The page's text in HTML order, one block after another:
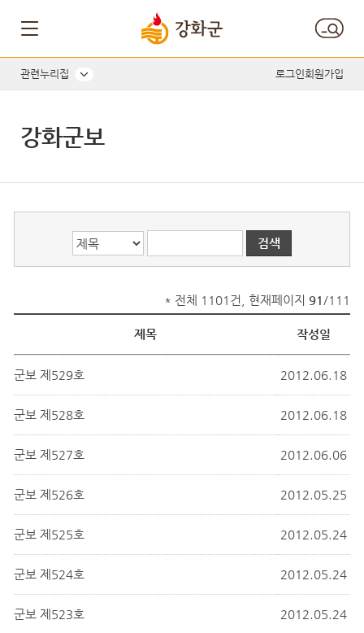
관련누리집 로그인회원가입
강화군보
* 전체 1101건, 현재페이지 91 /111
제목 작성일
군보 제529호 2012.06.18
군보 제528호 2012.06.18
군보 제527호 2012.06.06
군보 제526호 2012.05.25
군보 제525호 2012.05.24
군보 제524호 2012.05.24
군보 제523호 2012.05.24